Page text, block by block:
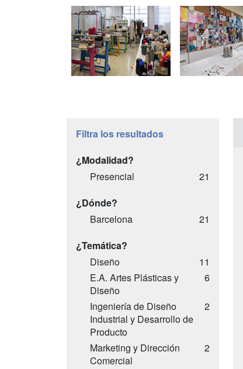
Filtra los resultados
¿Modalidad?
Presencial
21
¿Dónde?
Barcelona
21
¿Temática?
Diseño
11
E.A. Artes Plásticas y
Diseño
6
Ingeniería de Diseño
Industrial y Desarrollo de
Producto
2
Marketing y Dirección
Comercial
2